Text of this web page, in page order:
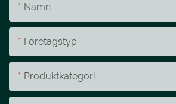
Namn
Företagstyp
Produktkategori